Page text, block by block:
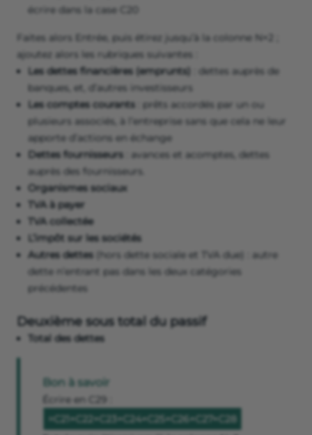
écrire dans la case C20
Faites alors Entrée, puis étirez jusqu’à la colonne N+2 ;
ajoutez alors les rubriques suivantes :
Les dettes financières (emprunts)
: dettes auprès de
banques, et, d’autres investisseurs
Les comptes courants : prêts accordés par un ou
plusieurs associés, à l’entreprise sans que cela ne leur
apporte d’actions en échange
Dettes fournisseurs : avances et acomptes, dettes
auprès des fournisseurs.
Organismes sociaux
TVA à payer
TVA collectée
L’impôt sur les sociétés
Autres dettes
(hors dette sociale et TVA due) : autre
dette n’entrant pas dans les deux catégories
précédentes
Deuxième sous total du passif
Total des dettes
Bon à savoir
Écrire en C29 :
=C21+C22+C23+C24+C25+C26+C27+C28